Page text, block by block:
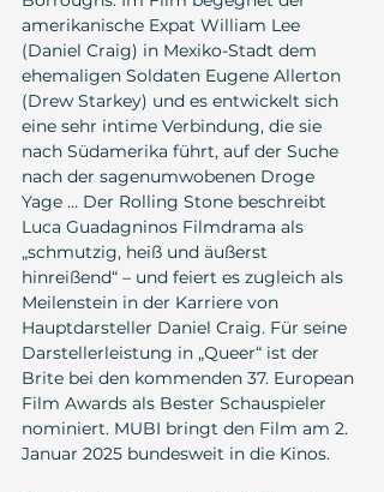
amerikanische Expat William Lee
(Daniel Craig) in Mexiko-Stadt dem
ehemaligen Soldaten Eugene Allerton
(Drew Starkey) und es entwickelt sich
eine sehr intime Verbindung, die sie
nach Südamerika führt, auf der Suche
nach der sagenumwobenen Droge
Yage … Der Rolling Stone beschreibt
Luca Guadagninos Filmdrama als
„schmutzig, heiß und äußerst
hinreißend“ – und feiert es zugleich als
Meilenstein in der Karriere von
Hauptdarsteller Daniel Craig. Für seine
Darstellerleistung in „Queer“ ist der
Brite bei den kommenden 37. European
Film Awards als Bester Schauspieler
nominiert. MUBI bringt den Film am 2.
Januar 2025 bundesweit in die Kinos.